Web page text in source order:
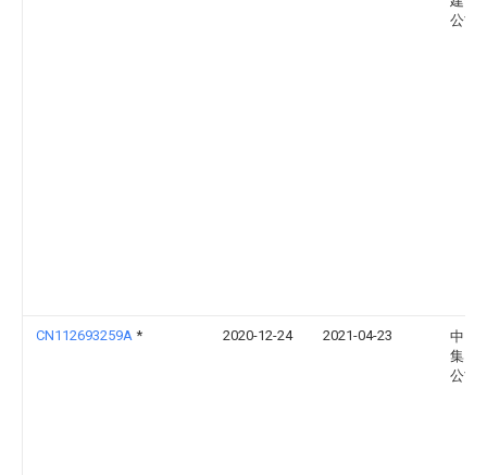
公司
CN112693259A * 2020-12-24 2021-04-23
中国
集团
公司